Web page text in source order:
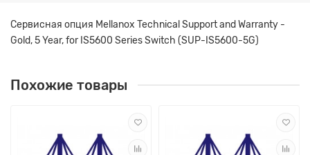
Сервисная опция Mellanox Technical Support and Warranty -
Gold, 5 Year, for IS5600 Series Switch (SUP-IS5600-5G)
Похожие товары